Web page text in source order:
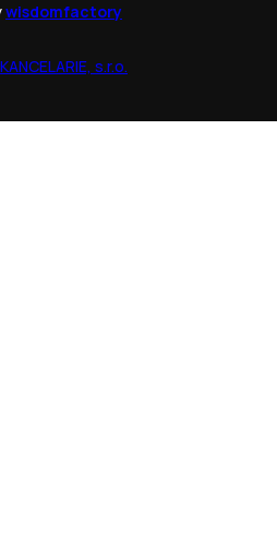
wisdomfactory
KANCELARIE, s.r.o.